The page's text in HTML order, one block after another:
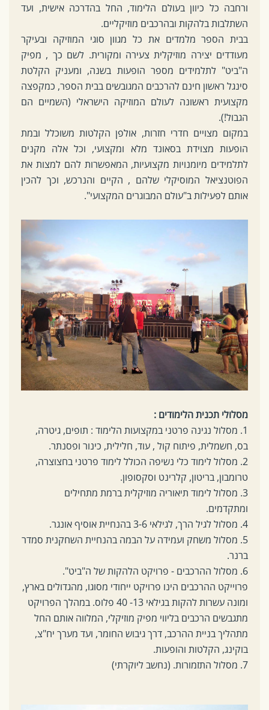
ורחבה כל כיוון בעולם הלימוד, החל בהדרכה אישית, ועד
השתלבות בלהקות ובהרכבים מוזיקליים.
בבית הספר מלמדים את כל מגוון סוגי המוזיקה ובעיקר
מעודדים יצירה מוזיקלית צעירה ומקורית. לשם כך , מפיק
ה"ביט" לתלמידים מספר הופעות בשנה, ומעניק הקלטת
סינגל ראשון חינם להרכבים המגובשים בבית הספר, כמקפצה
מקצועית ראשונה לעולם המוזיקה הישראלי (השמיים הם
הגבול!).
במקום מצויים חדרי חזרות, אולפן הקלטות משוכלל ובמת
הופעות מצוידת בסאונד מלא ומקצועי, וכל אלה מקנים
לתלמידים מיומנויות מקצועיות, המאפשרות להם למצות את
הפוטנציאל המוסיקלי שלהם , הקיים והנרכש, וכך להכין
אותם לפעילות ב"עולם המבוגרים המקצועי".
מסלולי תכנית הלימודים :
1. מסלול נגינה פרטני במקצועות הלימוד : תופים, גיטרה,
בס, חשמלית, פיתוח קול , עוד, חלילית, כינור ופסנתר.
2. מסלול לימוד כלי נשיפה הכולל לימוד פרטני בחצוצרה,
טרומבון, בריטון, קלרינט וסקסופון.
3. מסלול לימוד תיאוריה מוזיקלית ברמת מתחילים
ומתקדמים.
4. מסלול לגיל הרך, לגילאי 3-6 בהנחיית אוסיף אונגר.
5. מסלול משחק ועמידה על הבמה בהנחיית השחקנית סמדר
ברנר.
6. מסלול ההרכבים - פרויקט הלהקות של ה"ביט".
פרוייקט ההרכבים הינו פרויקט ייחודי מסוגו, מהגדולים בארץ,
ומונה עשרות להקות בגילאי 13- 40 פלוס. במהלך הפרויקט
מתגבשים הרכבים בליווי מפיק מוזיקלי, המלווה אותם החל
מתהליך בניית ההרכב, דרך גיבוש החומר, ועד מערך יח"צ,
בוקינג, הקלטות והופעות.
7. מסלול התזמורות. (נחשב ליוקרתי)